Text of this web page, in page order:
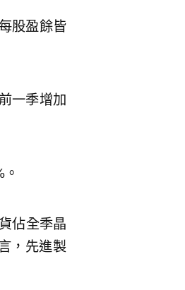
股盈餘皆
一季增加
佔全季晶
，先進製